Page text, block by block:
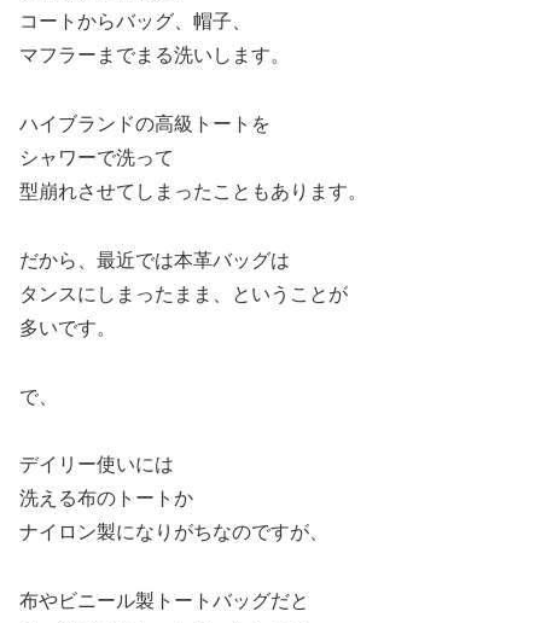
コートからバッグ、帽子、
マフラーまでまる洗いします。
ハイブランドの高級トートを
シャワーで洗って
型崩れさせてしまったこともあります。
だから、最近では本革バッグは
タンスにしまったまま、ということが
多いです。
で、
デイリー使いには
洗える布のトートか
ナイロン製になりがちなのですが、
布やビニール製トートバッグだと